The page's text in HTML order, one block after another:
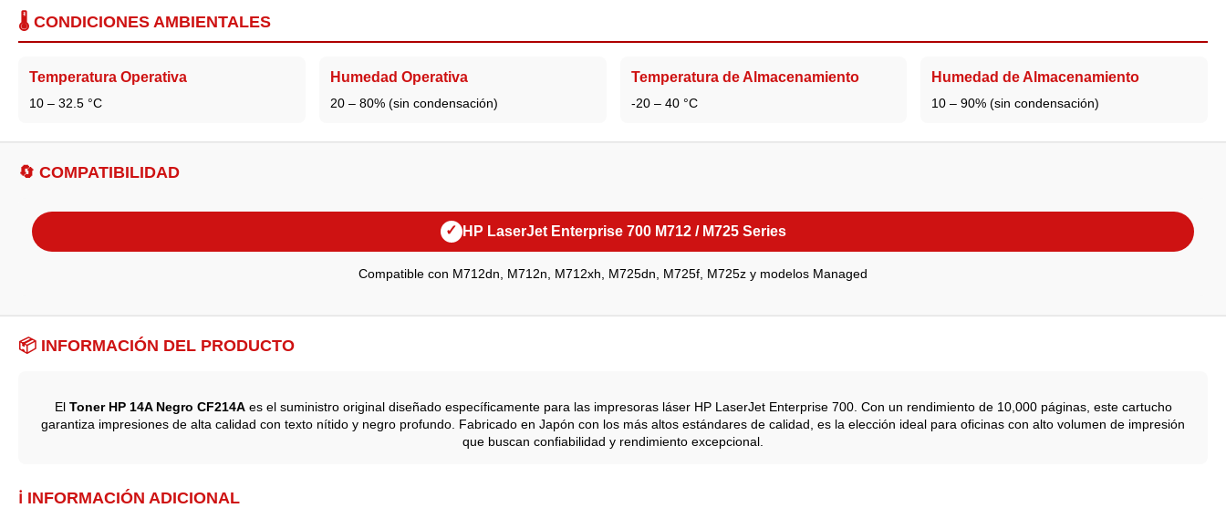
🌡️ CONDICIONES AMBIENTALES
Temperatura Operativa
10 – 32.5 °C
Humedad Operativa
20 – 80% (sin condensación)
Temperatura de Almacenamiento
-20 – 40 °C
Humedad de Almacenamiento
10 – 90% (sin condensación)
🔄 COMPATIBILIDAD
✓ HP LaserJet Enterprise 700 M712 / M725 Series
Compatible con M712dn, M712n, M712xh, M725dn, M725f, M725z y modelos Managed
📦 INFORMACIÓN DEL PRODUCTO
El Toner HP 14A Negro CF214Aes el suministro original diseñado específicamente para las impresoras láser HP LaserJet Enterprise 700. Con un rendimiento de 10,000 páginas, este cartucho
garantiza impresiones de alta calidad con texto nítido y negro profundo. Fabricado en Japón con los más altos estándares de calidad, es la elección ideal para oficinas con alto volumen de impresión
que buscan confiabilidad y rendimiento excepcional.
ℹ️ INFORMACIÓN ADICIONAL